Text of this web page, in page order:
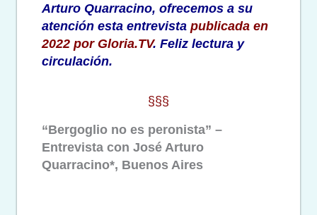
Arturo Quarracino, ofrecemos a su
atención esta entrevista publicada en
2022 por Gloria.TV. Feliz lectura y
circulación.
§§§
“Bergoglio no es peronista” –
Entrevista con José Arturo
Quarracino*, Buenos Aires